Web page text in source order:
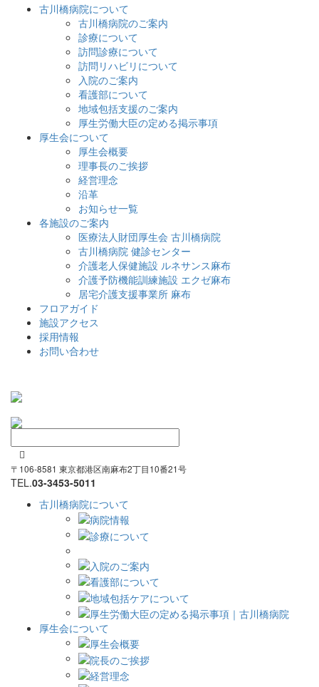
古川橋病院について
古川橋病院のご案内
診療について
訪問診療について
訪問リハビリについて
入院のご案内
看護部について
地域包括支援のご案内
厚生労働大臣の定める掲示事項
厚生会について
厚生会概要
理事長のご挨拶
経営理念
沿革
お知らせ一覧
各施設のご案内
医療法人財団厚生会 古川橋病院
古川橋病院 健診センター
介護老人保健施設 ルネサンス麻布
介護予防機能訓練施設 エクゼ麻布
居宅介護支援事業所 麻布
フロアガイド
施設アクセス
採用情報
お問い合わせ

〒106-8581 東京都港区南麻布2丁目10番21号
TEL.03-3453-5011
古川橋病院について
厚生会について